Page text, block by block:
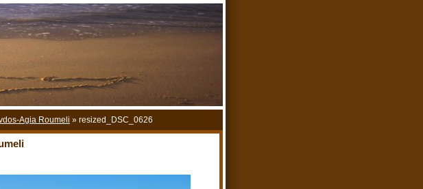
Agia Roumeli » resized_DSC_0626